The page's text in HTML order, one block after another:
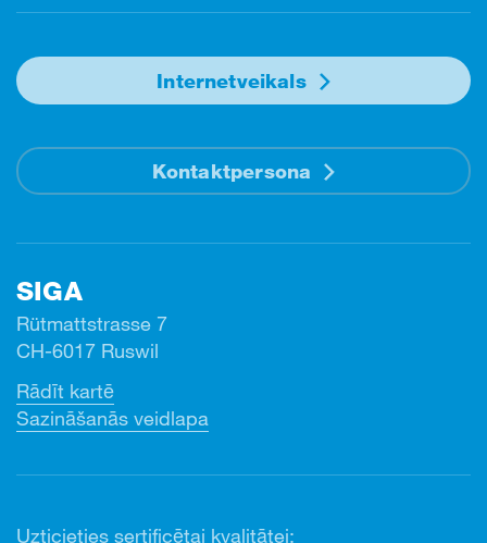
Internetveikals
Kontaktpersona
SIGA
Rütmattstrasse 7
CH-6017 Ruswil
Rādīt kartē
Sazināšanās veidlapa
Uzticieties sertificētai kvalitātei: